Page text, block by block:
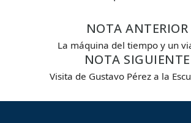
NOTA ANTERIOR
La máquina del tiempo y un
NOTA SIGUIENTE
Visita de Gustavo Pérez a la
Carrera